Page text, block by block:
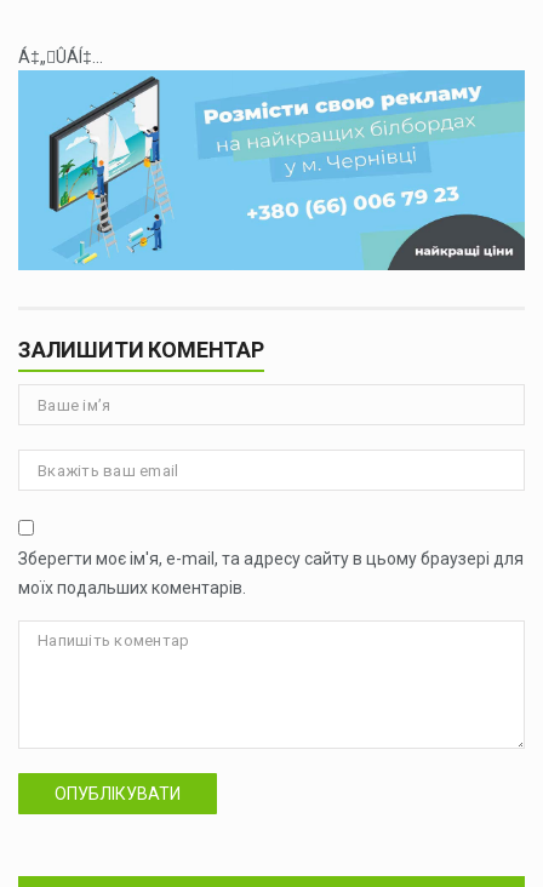
Á‡„ÛÁÍ‡...
ЗАЛИШИТИ КОМЕНТАР
Зберегти моє ім'я, e-mail, та адресу сайту в цьому браузері для
моїх подальших коментарів.
ОПУБЛІКУВАТИ